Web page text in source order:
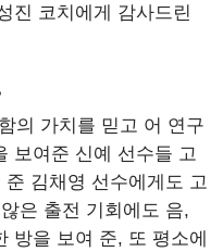
진 코치에게 감사드린
의 가치를 믿고 어 연구
보여준 신예 선수들 고
김채영 선수에게도 고
은 출전 기회에도 음,
방을 보여 준, 또 평소에